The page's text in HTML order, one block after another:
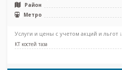
Район
Метро
Услуги и цены с учетом акций и льгот ↓
КТ костей таза